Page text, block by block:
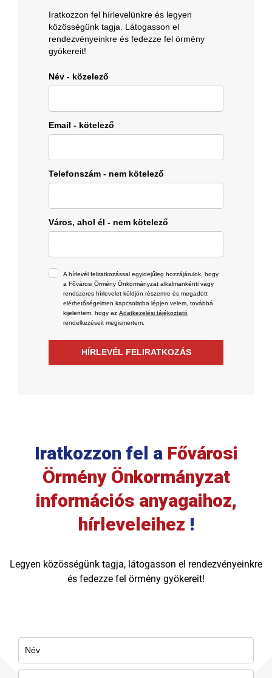
Iratkozzon fel hírlevelünkre és legyen
közösségünk tagja. Látogasson el
rendezvényeinkre és fedezze fel örmény
gyökereit!
Név - közelező
Email - kötelező
Telefonszám - nem kötelező
Város, ahol él - nem kötelező
A hírlevél feliratkozással egyidejűleg hozzájárulok, hogy
a Fővárosi Örmény Önkormányzat alkalmankénti vagy
rendszeres hírlevelet küldjön részemre és megadott
elérhetőségeimen kapcsolatba lépjen velem, továbbá
kijelentem, hogy az Adatkezelési tájékoztató
rendelkezéseit megismertem.
HÍRLEVÉL FELIRATKOZÁS
Iratkozzon fel a Fővárosi
Örmény Önkormányzat
információs anyagaihoz,
hírleveleihez !
Legyen közösségünk tagja, látogasson el rendezvényeinkre
és fedezze fel örmény gyökereit!